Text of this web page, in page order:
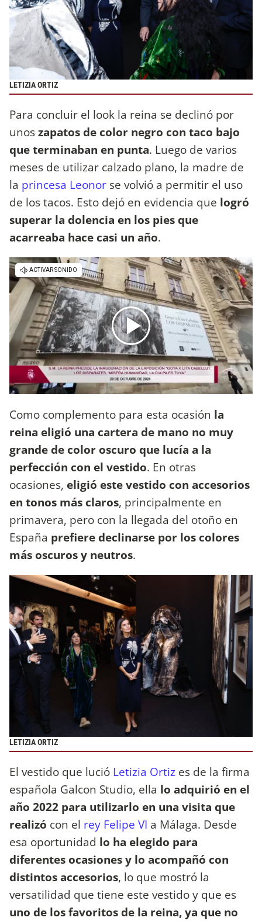
LETIZIA ORTIZ
Para concluir el look la reina se declinó por
unoszapatos de color negro con taco bajo
que terminaban en punta. Luego de varios
meses de utilizar calzado plano, la madre de
la princesa Leonor se volvió a permitir el uso
de los tacos. Esto dejó en evidencia que logró
superar la dolencia en los pies que
acarreaba hace casi un año.
Como complemento para esta ocasión la
reina eligió una cartera de mano no muy
grande de color oscuro que lucía a la
perfección con el vestido. En otras
ocasiones, eligió este vestido con accesorios
en tonos más claros, principalmente en
primavera, pero con la llegada del otoño en
España prefiere declinarse por los colores
más oscuros y neutros.
LETIZIA ORTIZ
El vestido que lució Letizia Ortiz es de la firma
española Galcon Studio, ella lo adquirió en el
año 2022 para utilizarlo en una visita que
realizó con el rey Felipe VI a Málaga. Desde
esa oportunidad lo ha elegido para
diferentes ocasiones y lo acompañó con
distintos accesorios, lo que mostró la
versatilidad que tiene este vestido y que es
uno de los favoritos de la reina, ya que no